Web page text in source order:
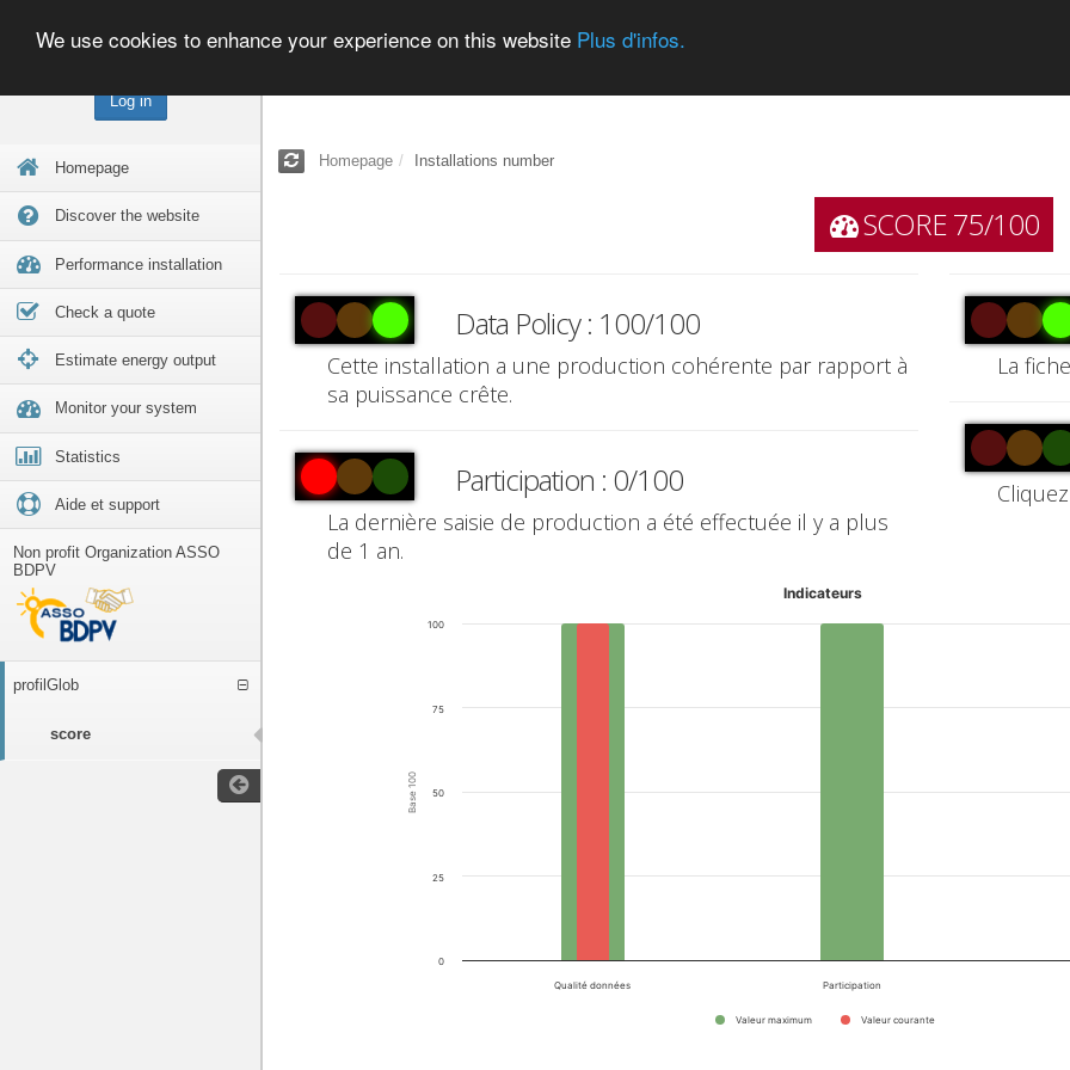
Log in
Homepage
Discover the website
Performance installation
Check a quote
Estimate energy output
Monitor your system
Statistics
Aide et support
Non profit Organization ASSO
BDPV
profilGlob
score
We use cookies to enhance your experience on this website Plus d'infos.
Homepage Installations number
SCORE 75/100
Data Policy : 100/100
Cette installation a une production cohérente par rapport à
sa puissance crête.
Participation : 0/100
La dernière saisie de production a été effectuée il y a plus
de 1 an.
La
Base 100
Indicateurs
Valeur maximum Valeur courante
Qualité données Participation
0
25
50
75
100